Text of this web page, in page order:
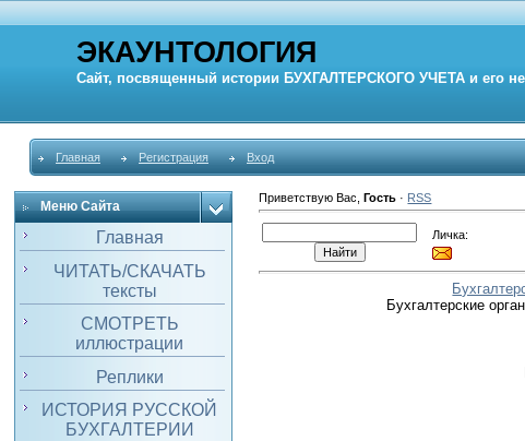
ЭКАУНТОЛОГИЯ
Сайт, посвященный истории БУХГАЛТЕРСКОГО УЧЕТА и его
Главная Регистрация Вход
Меню Сайта
Главная
ЧИТАТЬ/СКАЧАТЬ
тексты
СМОТРЕТЬ
иллюстрации
Реплики
ИСТОРИЯ РУССКОЙ
БУХГАЛТЕРИИ
Приветствую Вас ,Гость · RSS
Личка:
Бухгалтерские